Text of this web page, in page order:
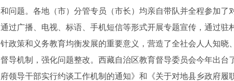
和问题。各地（市）分管专员（市长）均亲自带队并全程参加了
通过广播、电视、标语、手机短信等形式开展专题宣传，通过驻
针政策和义务教育均衡发展的重要意义，营造了全社会人人知
督导机制，强化问题整改。西藏自治区教育督导委员会今年出
府领导干部实行约谈工作机制的通知》和《关于对地县乡政府